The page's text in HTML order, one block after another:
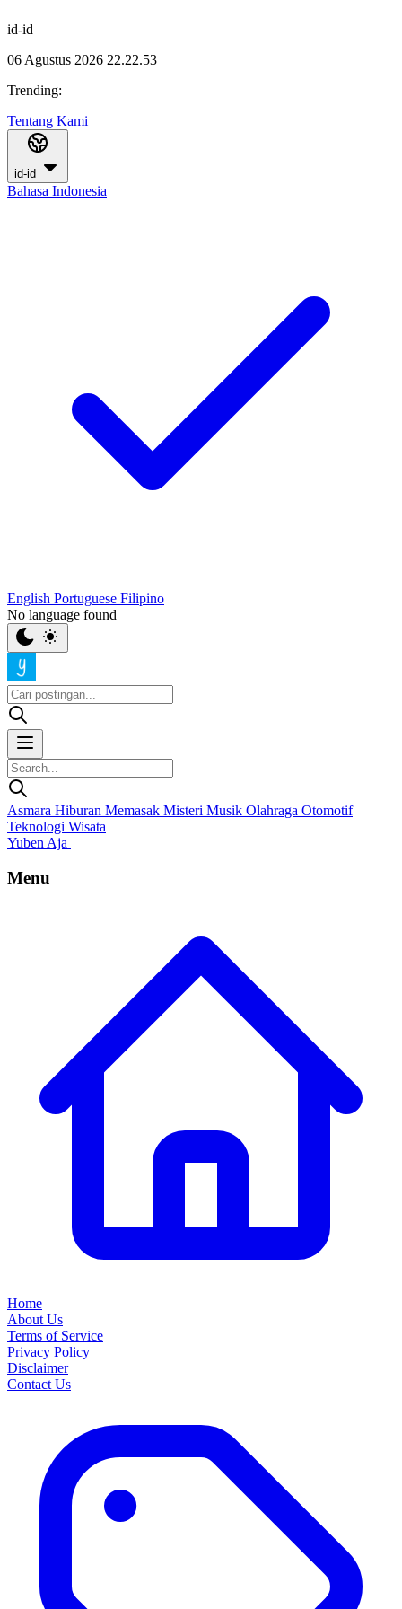
id-id
06 Agustus 2026 22.22.54 |
Trending:
Tentang Kami
id-id
Bahasa Indonesia
English Portuguese Filipino
No language found
Asmara Hiburan Memasak Misteri Musik Olahraga Otomotif
Teknologi Wisata
Yuben Aja
Menu
Home
About Us
Terms of Service
Privacy Policy
Disclaimer
Contact Us